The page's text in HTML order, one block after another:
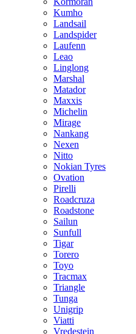
Kumho
Landsail
Landspider
Laufenn
Leao
Linglong
Marshal
Matador
Maxxis
Michelin
Mirage
Nankang
Nexen
Nitto
Nokian Tyres
Ovation
Pirelli
Roadcruza
Roadstone
Sailun
Sunfull
Tigar
Torero
Toyo
Tracmax
Triangle
Tunga
Unigrip
Viatti
Vredestein